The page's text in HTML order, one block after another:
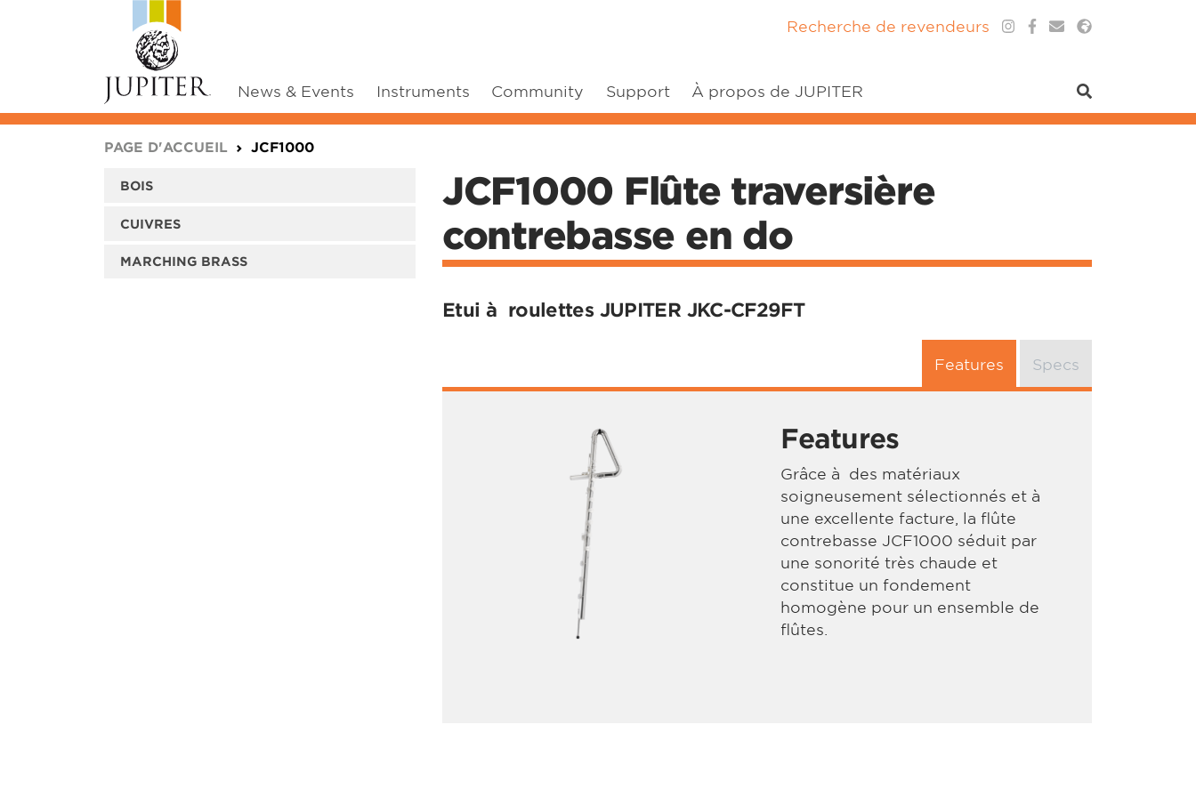
News & Events Instruments Community Support À propos de JUPITER
Recherche de revendeurs
PAGE D'ACCUEIL JCF1000
BOIS
CUIVRES
MARCHING BRASS
JCF1000 Flûte traversière
contrebasse en do
Etui à roulettes JUPITER JKC-CF29FT
Features Specs
Features
Grâce à des matériaux
soigneusement sélectionnés et à
une excellente facture, la flûte
contrebasse JCF1000 séduit par
une sonorité très chaude et
constitue un fondement
homogène pour un ensemble de
flûtes.